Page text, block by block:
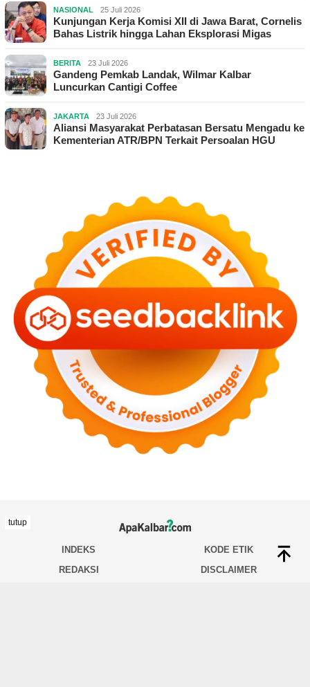
NASIONAL 25 Juli 2026
Kunjungan Kerja Komisi XII di Jawa Barat, Cornelis
Bahas Listrik hingga Lahan Eksplorasi Migas
BERITA 23 Juli 2026
Gandeng Pemkab Landak, Wilmar Kalbar
Luncurkan Cantigi Coffee
JAKARTA 23 Juli 2026
Aliansi Masyarakat Perbatasan Bersatu Mengadu ke
Kementerian ATR/BPN Terkait Persoalan HGU
INDEKS
KODE ETIK
REDAKSI
DISCLAIMER
tutup